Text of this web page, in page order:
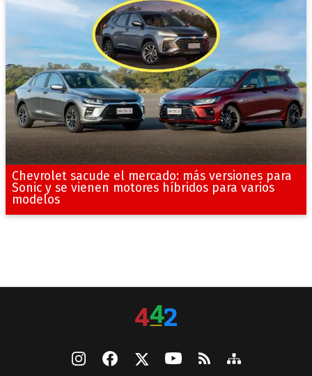
Chevrolet sacude el mercado: más versiones para
Sonic y se vienen motores híbridos para varios
modelos